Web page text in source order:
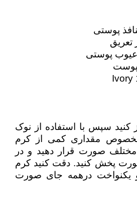
پوستی
تعریق
پوستی
پوست
کنید سپس با استفاده از نوک
مقداری کمی از کرم
مختلف صورت قرار دهید و در
پخش کنید. دقت کنید کرم
درهمه جای صورت